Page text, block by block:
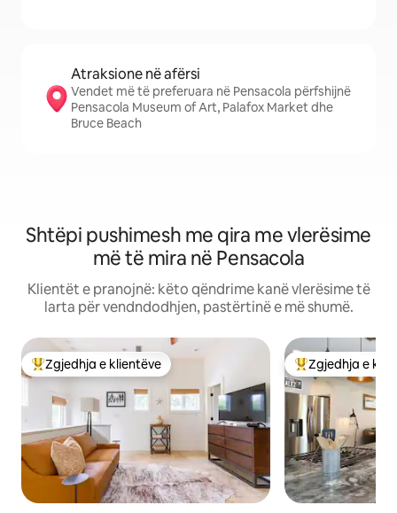
Atraksione në afërsi
Vendet më të preferuara në Pensacola përfshijnë
Pensacola Museum of Art, Palafox Market dhe
Bruce Beach
Shtëpi pushimesh me qira me vlerësime
më të mira në Pensacola
Klientët e pranojnë: këto qëndrime kanë vlerësime të
larta për vendndodhjen, pastërtinë e më shumë.
Më të mirat e zgjedhjeve të klientëve
Zgjedhja e klientëve Më të mirat e
Zgjedhja e